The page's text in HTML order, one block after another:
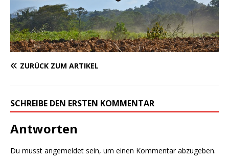
ZURÜCK ZUM ARTIKEL
SCHREIBE DEN ERSTEN KOMMENTAR
Antworten
Du musst angemeldet sein, um einen Kommentar abzugeben.